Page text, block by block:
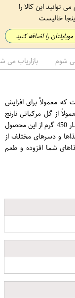
توانید این کالا را
خالیست
را اضافه کنید
شوم بازاریاب می
که معمولاً برای افزایش
از گل مرکباتی نارنج
تهیه می‌شود و دارای طعمی ملایم و معطر است. مقدار 450 گرم از این محصول
و دسرهای مختلف از
شما افزوده و طعم